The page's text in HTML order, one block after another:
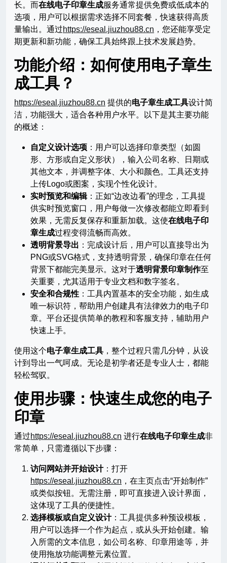
长。而在线电子印章生成服务通常提供免费或低成本的
选项，用户可以根据需求选择不同套餐，快速获得高质
量输出。通过https://eseal.jiuzhou88.cn ，您还能享受定
期更新和新功能，确保工具始终跟上技术发展趋势。
功能介绍：如何使用电子章生
成工具？
https://eseal.jiuzhou88.cn 提供的电子章生成工具设计简
洁，功能强大，适合各种用户水平。以下是其主要功能
的概述：
自定义设计选项 ：用户可以选择印章类型（如圆
形、方形或自定义形状），输入公司名称、日期或
其他文本，并调整字体、大小和颜色。工具还支持
上传Logo或图案，实现个性化设计。
实时预览和编辑：正如“边改边看”的理念，工具提
供实时预览窗口，用户每做一次修改都能立即看到
效果，无需反复保存和重新加载。这使在线电子印
章生成过程变得流畅而高效。
透明背景导出 ：完成设计后，用户可以直接导出为
PNG或SVG格式，支持透明背景，确保印章在任何
背景下都能完美显示。这对于透明背景印章制作至
关重要，尤其适用于专业文档和数字签名。
安全和合规性 ：工具内置基本的安全功能，如生成
唯一标识符，帮助用户创建具有法律效力的电子印
章。平台还提供简单的教程和客服支持，辅助用户
快速上手。
使用这个电子章生成工具 ，整个过程只需几分钟，从设
计到导出一气呵成。无论是初学者还是专业人士，都能
轻松驾驭。
使用步骤：快速生成您的电子
印章
通过https://eseal.jiuzhou88.cn 进行在线电子印章生成非
常简单，只需遵循以下步骤：
访问网站并开始设计：打开
https://eseal.jiuzhou88.cn ，在主页点击“开始制作”
或类似按钮。无需注册，即可直接进入设计界面，
这体现了工具的便捷性。
选择模板或自定义设计：工具提供多种预设模板，
用户可以选择一个作为起点，或从头开始创建。输
入所需的文本信息，如公司名称、印章用途等，并
使用拖放功能调整元素位置。